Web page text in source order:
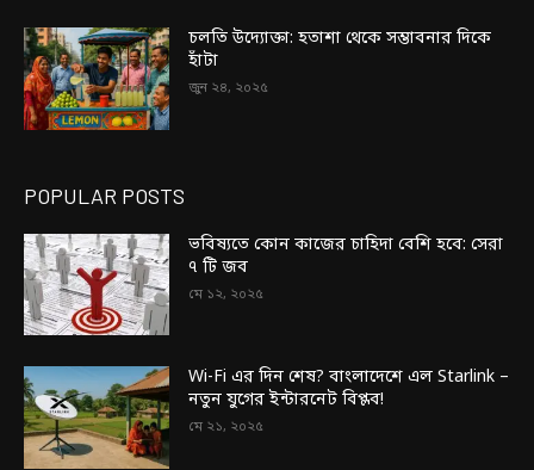
চলতি উদ্যোক্তা: হতাশা থেকে সম্ভাবনার দিকে
হাঁটা
জুন ২৪, ২০২৫
POPULAR POSTS
ভবিষ্যতে কোন কাজের চাহিদা বেশি হবে: সেরা
৭ টি জব
মে ১২, ২০২৫
Wi-Fi এর দিন শেষ? বাংলাদেশে এল Starlink –
নতুন যুগের ইন্টারনেট বিপ্লব!
মে ২১, ২০২৫